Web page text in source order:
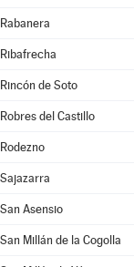
Rabanera
Ribafrecha
Rincón de Soto
Robres del Castillo
Rodezno
Sajazarra
San Asensio
San Millán de la Cogolla